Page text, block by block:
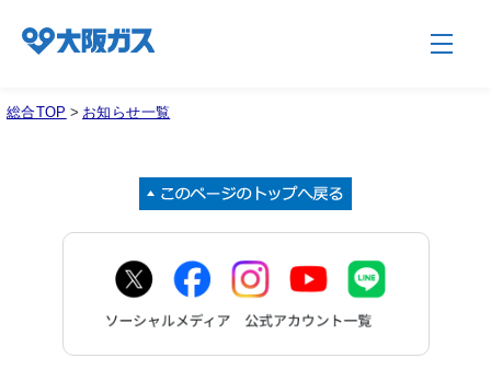
企業情報TOP
企業/グループについて
社会貢献
総合TOP > お知らせ一覧